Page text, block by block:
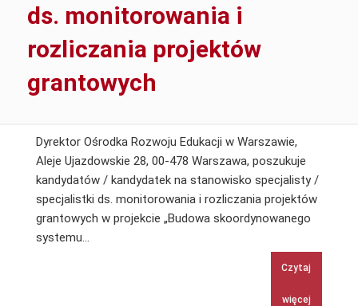
ds. monitorowania i
rozliczania projektów
grantowych
Dyrektor Ośrodka Rozwoju Edukacji w Warszawie,
Aleje Ujazdowskie 28, 00-478 Warszawa, poszukuje
kandydatów / kandydatek na stanowisko specjalisty /
specjalistki ds. monitorowania i rozliczania projektów
grantowych w projekcie „Budowa skoordynowanego
systemu…
Czytaj
więcej